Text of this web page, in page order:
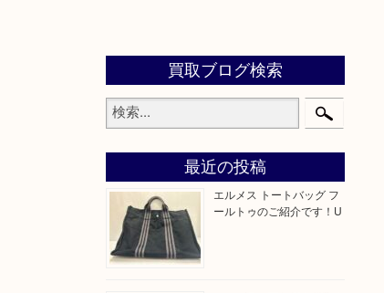
買取ブログ検索
最近の投稿
エルメス トートバッグ フ
ールトゥのご紹介です！U